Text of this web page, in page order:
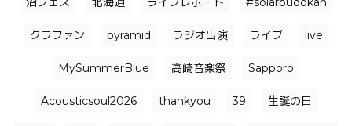
クラファン pyramid ラジオ出演 ライブ live
MySummerBlue 高崎音楽祭 Sapporo
Acousticsoul2026 thankyou 39 生誕の日